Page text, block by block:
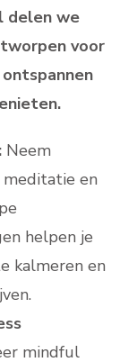
delen we
voor
Neem
en
helpen je
kalmeren en
mindful